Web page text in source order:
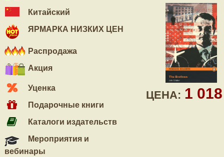
Китайский
ЯРМАРКА НИЗКИХ ЦЕН
Распродажа
Акция
Уценка
Подарочные книги
Каталоги издательств
Мероприятия и
вебинары
ЦЕНА: 1